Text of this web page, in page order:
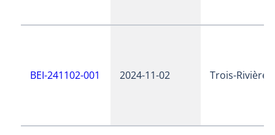
BEI-241102-001 2024-11-02 Trois-Rivières